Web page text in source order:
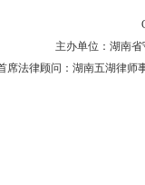
主办单位：湖南省
席法律顾问：湖南五湖律师